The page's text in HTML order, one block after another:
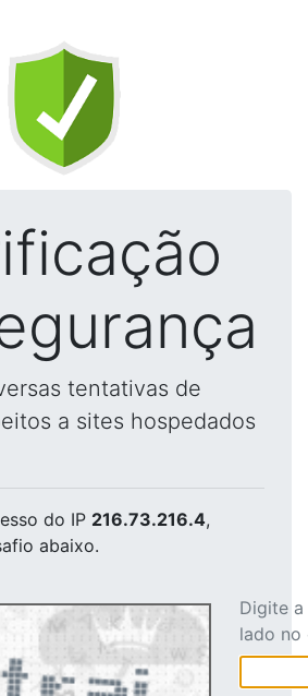
tentativas de
a sites hospedados
do IP 216.73.216.4,
abaixo.
Digite
lado no